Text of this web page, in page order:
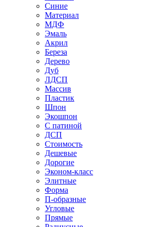
Синие
Материал
МДФ
Эмаль
Акрил
Береза
Дерево
Дуб
ЛДСП
Массив
Пластик
Шпон
Экошпон
С патиной
ДСП
Стоимость
Дешевые
Дорогие
Эконом-класс
Элитные
Форма
П-образные
Угловые
Прямые